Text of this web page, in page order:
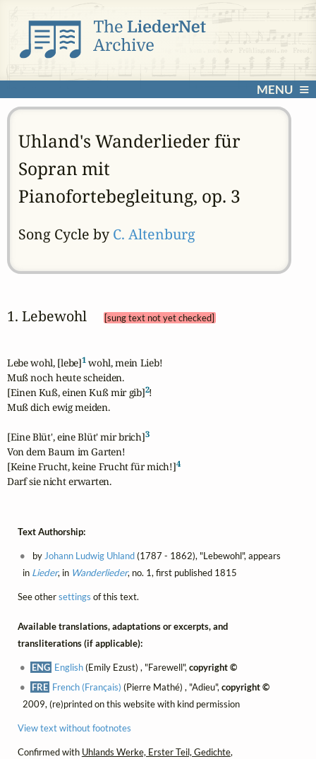
MENU
Uhland's Wanderlieder für
Sopran mit
Pianofortebegleitung, op. 3
Song Cycle by C. Altenburg
1. Lebewohl [sung text not yet checked]
Lebe wohl, [lebe]1 wohl, mein Lieb!
Muß noch heute scheiden.
[Einen Kuß, einen Kuß mir gib]2!
Muß dich ewig meiden.
[Eine Blüt', eine Blüt' mir brich]3
Von dem Baum im Garten!
[Keine Frucht, keine Frucht für mich!]4
Darf sie nicht erwarten.
Text Authorship:
by Johann Ludwig Uhland(1787 - 1862), "Lebewohl", appears
in Lieder, in Wanderlieder, no. 1, first published 1815
See othersettings of this text.
Available translations, adaptations or excerpts, and
transliterations (if applicable):
ENG English(Emily Ezust) , "Farewell",copyright ©
FRE French (Français) (Pierre Mathé) , "Adieu",copyright ©
2009, (re)printed on this website with kind permission
View text without footnotes
Confirmed with Uhlands Werke, Erster Teil, Gedichte,